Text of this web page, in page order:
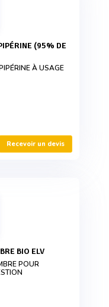
À USAGE
Recevoir un devis
BIO ELV
POUR